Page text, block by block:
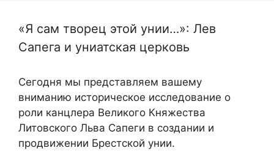
«Я сам творец этой унии…»: Лев
Сапега и униатская церковь
Сегодня мы представляем вашему
вниманию историческое исследование о
роли канцлера Великого Княжества
Литовского Льва Сапеги в создании и
продвижении Брестской унии.